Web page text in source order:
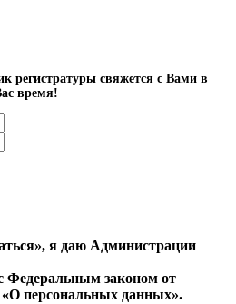
регистратуры свяжется с Вами в
время!
я даю Администрации
Федеральным законом от
персональных данных».